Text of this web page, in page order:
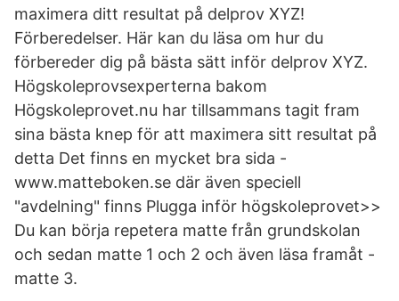
maximera ditt resultat på delprov XYZ!
Förberedelser. Här kan du läsa om hur du
förbereder dig på bästa sätt inför delprov XYZ.
Högskoleprovsexperterna bakom
Högskoleprovet.nu har tillsammans tagit fram
sina bästa knep för att maximera sitt resultat på
detta Det finns en mycket bra sida -
www.matteboken.se där även speciell
"avdelning" finns Plugga inför högskoleprovet>>
Du kan börja repetera matte från grundskolan
och sedan matte 1 och 2 och även läsa framåt -
matte 3.